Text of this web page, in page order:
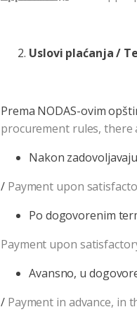
Uslovi plaćanja /
Prema NODAS-ovim
procurement rules, there
Nakon
/ Payment upon
Po dogovorenim
Payment upon
Avansno, u
/ Payment in advance, in